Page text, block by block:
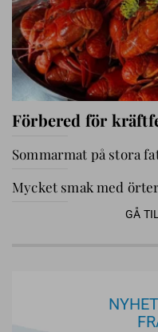
Förbered för
Sommarmat på stora
Mycket smak med
GÅ